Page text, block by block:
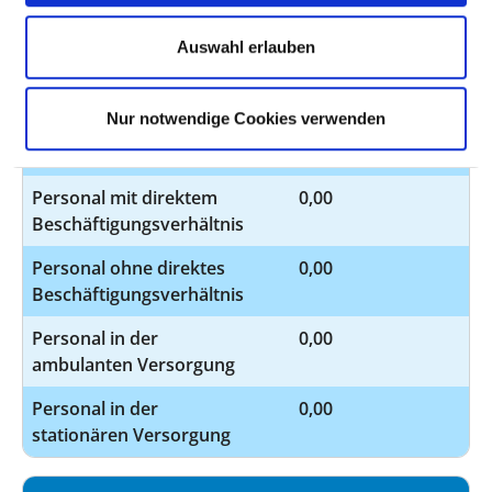
Auswahl erlauben
Nur notwendige Cookies verwenden
Davon ohne Fachabteilungszuordnung
BERUFSGRUPPE ANZAHL
ERLÄUTERUNG
Anzahl (gesamt)
0,00
Personal mit direktem
Beschäftigungsverhältnis
0,00
Personal ohne direktes
Beschäftigungsverhältnis
0,00
Personal in der
ambulanten Versorgung
0,00
Personal in der
stationären Versorgung
0,00